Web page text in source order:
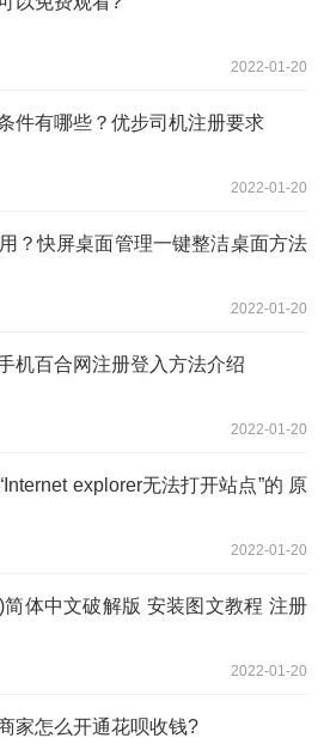
2022-01-20
件有哪些？优步司机注册要求
2022-01-20
？快屏桌面管理一键整洁桌面方法
2022-01-20
机百合网注册登入方法介绍
2022-01-20
explorer无法打开站点”的 原
2022-01-20
体中文破解版 安装图文教程 注册
2022-01-20
家怎么开通花呗收钱?